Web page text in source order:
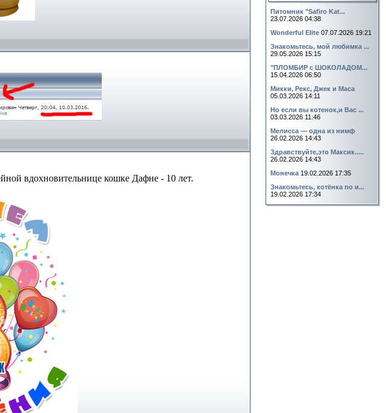
вдохновительнице кошке Дафне - 10 лет.
Питомник "Safiro Kat...
23.07.2026 04:38
Wonderful Elite 07.07.2026 19:21
Знакомьтесь, мой любимка ...
29.05.2026 15:15
"ПЛОМБИР с ШОКОЛАДОМ...
15.04.2026 06:50
Микки, Рекс, Джек и Маса
05.03.2026 14:11
Но если вы котенок,и Вас ...
03.03.2026 11:46
Мелисса — одна из нимф
26.02.2026 14:43
Здравствуйте,это Максик.....
26.02.2026 14:43
Монечка 19.02.2026 17:35
Знакомьтесь, котёнка по и...
19.02.2026 17:34